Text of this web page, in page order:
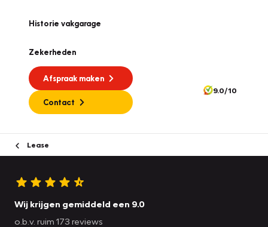
Historie vakgarage
Zekerheden
Afspraak maken
Contact
9.0/10
Lease
Wij krijgen gemiddeld een 9.0
o.b.v. ruim 173 reviews